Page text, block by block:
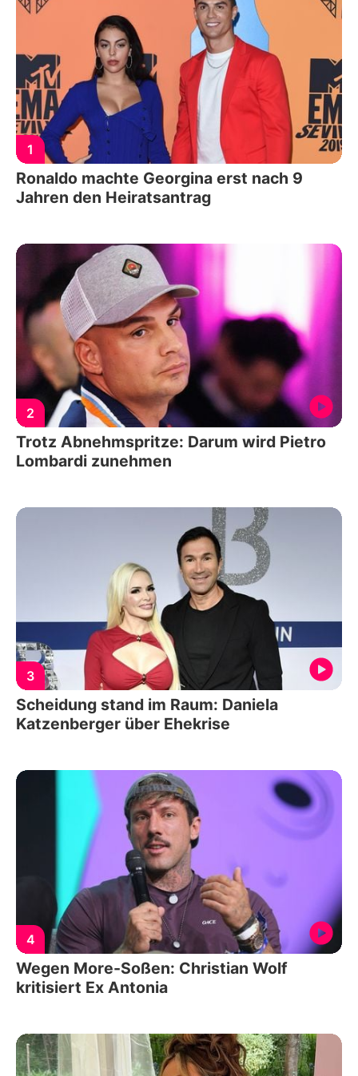
1
Ronaldo machte Georgina erst nach 9
Jahren den Heiratsantrag
2
Trotz Abnehmspritze: Darum wird Pietro
Lombardi zunehmen
3
Scheidung stand im Raum: Daniela
Katzenberger über Ehekrise
4
Wegen More-Soßen: Christian Wolf
kritisiert Ex Antonia